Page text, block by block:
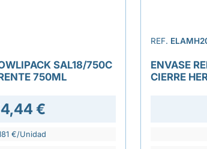
SAL18/750C
750ML
€
€/Unidad
REF.
ENVASE
CIERRE